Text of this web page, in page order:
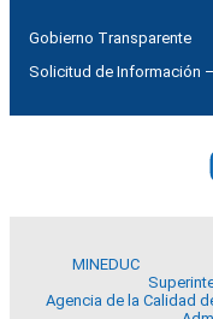
Gobierno Transparente
Solicitud de Información
MINEDUC
Agencia de la Calidad